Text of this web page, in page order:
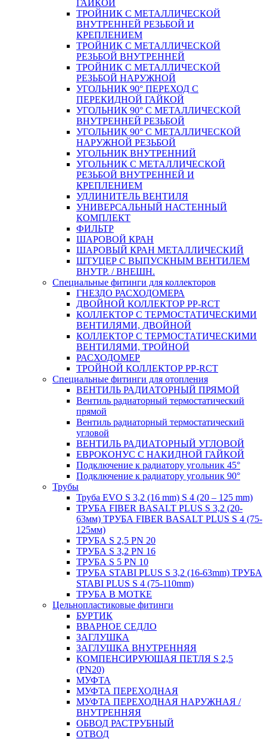
ГАЙКОЙ
ТРОЙНИК С МЕТАЛЛИЧЕСКОЙ
ВНУТРЕННЕЙ РЕЗЬБОЙ И
КРЕПЛЕНИЕМ
ТРОЙНИК С МЕТАЛЛИЧЕСКОЙ
РЕЗЬБОЙ ВНУТРЕННЕЙ
ТРОЙНИК С МЕТАЛЛИЧЕСКОЙ
РЕЗЬБОЙ НАРУЖНОЙ
УГОЛЬНИК 90° ПЕРЕХОД С
ПЕРЕКИДНОЙ ГАЙКОЙ
УГОЛЬНИК 90° С МЕТАЛЛИЧЕСКОЙ
ВНУТРЕННEЙ РЕЗЬБОЙ
УГОЛЬНИК 90° С МЕТАЛЛИЧЕСКОЙ
НАРУЖНОЙ РЕЗЬБОЙ
УГОЛЬНИК ВНУТРЕННИЙ
УГОЛЬНИК С МЕТАЛЛИЧЕСКОЙ
РЕЗЬБОЙ ВНУТРЕННЕЙ И
КРЕПЛЕНИЕМ
УДЛИНИТЕЛЬ ВЕНТИЛЯ
УНИВЕРСАЛЬНЫЙ НАСТЕННЫЙ
КОМПЛЕКТ
ФИЛЬТР
ШАРОВОЙ КРАН
ШАРОВЫЙ КРАН МЕТАЛЛИЧЕСКИЙ
ШТУЦЕР С ВЫПУСКНЫМ ВЕНТИЛЕМ
ВНУТР. / ВНЕШН.
Специальные фитинги для коллекторов
ГНЕЗДО РАСХОДОМЕРА
ДВОЙНОЙ КОЛЛЕКТОР PP-RCT
КОЛЛЕКТОР С ТЕРМОСТАТИЧЕСКИМИ
ВЕНТИЛЯМИ, ДВОЙНОЙ
КОЛЛЕКТОР С ТЕРМОСТАТИЧЕСКИМИ
ВЕНТИЛЯМИ, ТРОЙНОЙ
РАСХОДОМЕР
ТРОЙНОЙ КОЛЛЕКТОР PP-RCT
Специальные фитинги для отопления
ВЕНТИЛЬ РАДИАТОРНЫЙ ПРЯМОЙ
Вентиль радиаторный термостатический
прямой
Вентиль радиаторный термостатический
угловой
ВЕНТИЛЬ РАДИАТОРНЫЙ УГЛОВОЙ
ЕВРОКОНУС С НАКИДНОЙ ГАЙКОЙ
Подключение к радиатору угольник 45°
Подключение к радиатору угольник 90°
Трубы
Труба EVO S 3,2 (16 mm) S 4 (20 – 125 mm)
ТРУБА FIBER BASALT PLUS S 3,2 (20-
63мм) ТРУБА FIBER BASALT PLUS S 4 (75-
125мм)
ТРУБА S 2,5 PN 20
ТРУБА S 3,2 PN 16
ТРУБА S 5 PN 10
ТРУБА STABI PLUS S 3,2 (16-63mm) ТРУБА
STABI PLUS S 4 (75-110mm)
ТРУБА В МОТКЕ
Цельнопластиковые фитинги
БУРТИК
ВВАРНОЕ СЕДЛО
ЗАГЛУШКА
ЗАГЛУШКА ВНУТРЕННЯЯ
КОМПЕНСИРУЮЩАЯ ПЕТЛЯ S 2,5
(PN20)
МУФТА
МУФТА ПЕРЕХОДНАЯ
МУФТА ПЕРЕХОДНАЯ НАРУЖНАЯ /
ВНУТРЕННЯЯ
ОБВОД РАСТРУБНЫЙ
ОТВОД